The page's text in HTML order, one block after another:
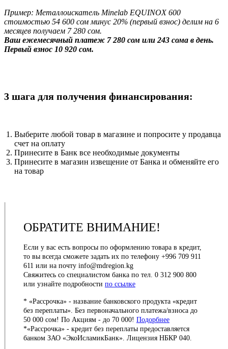
Пример: Металлоискатель Minelab EQUINOX 600
стоимостью 54 600 сом минус 20% (первый взнос) делим на 6
месяцев получаем 7 280 сом.
Ваш ежемесячный платеж 7 280 сом или 243 сома в день.
Первый взнос 10 920 сом.
3 шага для получения финансирования:
Выберите любой товар в магазине и попросите у продавца
счет на оплату
Принесите в Банк все необходимые документы
Принесите в магазин извещение от Банка и обменяйте его
на товар
ОБРАТИТЕ ВНИМАНИЕ!
Если у вас есть вопросы по оформлению товара в кредит,
то вы всегда сможете задать их по телефону +996 709 911
611 или на почту info@mdregion.kg
Cвяжитесь со специалистом банка по тел. 0 312 900 800
или узнайте подробности по ссылке
* «Рассрочка» - название банковского продукта «кредит
без переплаты». Без первоначального платежа/взноса до
50 000 сом! По Акциям - до 70 000! Подорбнее
*«Рассрочка» - кредит без переплаты предоставляется
банком ЗАО «ЭкоИсламикБанк». Лицензия НБКР 040.